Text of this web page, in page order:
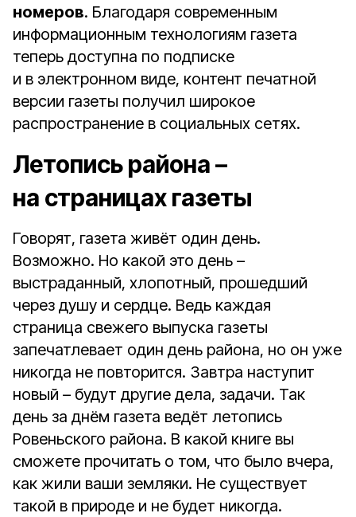
номеров. Благодаря современным
информационным технологиям газета
теперь доступна по подписке
и в электронном виде, контент печатной
версии газеты получил широкое
распространение в социальных сетях.
Летопись района –
на страницах газеты
Говорят, газета живёт один день.
Возможно. Но какой это день –
выстраданный, хлопотный, прошедший
через душу и сердце. Ведь каждая
страница свежего выпуска газеты
запечатлевает один день района, но он уже
никогда не повторится. Завтра наступит
новый – будут другие дела, задачи. Так
день за днём газета ведёт летопись
Ровеньского района. В какой книге вы
сможете прочитать о том, что было вчера,
как жили ваши земляки. Не существует
такой в природе и не будет никогда.